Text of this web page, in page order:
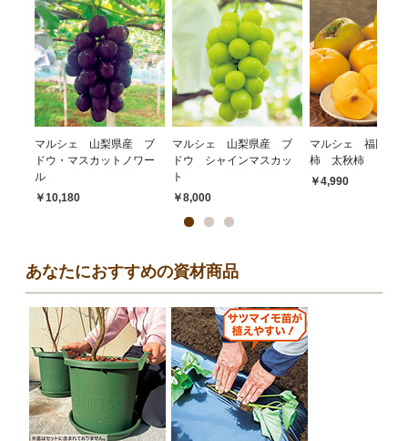
マルシェ 山梨県産 ブ
ドウ・マスカットノワー
ル
￥10,180
マルシェ 山梨県産 ブ
ドウ シャインマスカッ
ト
￥8,000
マルシェ 福岡県
柿 太秋柿
￥4,990
あなたにおすすめの資材商品